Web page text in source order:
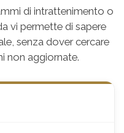
di intrattenimento o
vi permette di sapere
senza dover cercare
non aggiornate.